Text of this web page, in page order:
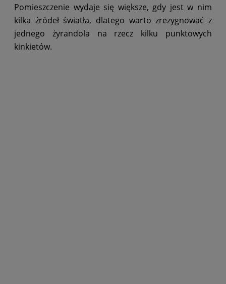
Pomieszczenie wydaje się większe, gdy jest w nim
kilka źródeł światła, dlatego warto zrezygnować z
jednego żyrandola na rzecz kilku punktowych
kinkietów.